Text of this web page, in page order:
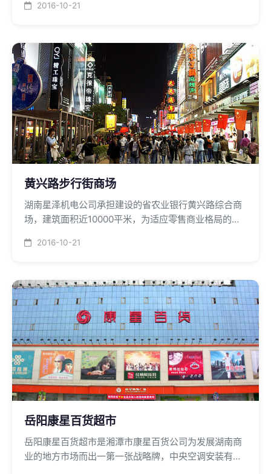
空调风冷模块热泵机组。
2016-10-21
黄兴路步行街商场
湖南星泽机电公司承担建设的省农业银行黄兴路综合商
场，建筑面积近10000平米，为适应零售商业格局的快
用山东贝莱特风冷热泵多联机系统。
2016-10-21
岳阳康星百货超市
岳阳康星百货超市是湘潭市康星百货公司为发展湖南商
业的地方市场而出一第一张战略牌，中央空调安装有二